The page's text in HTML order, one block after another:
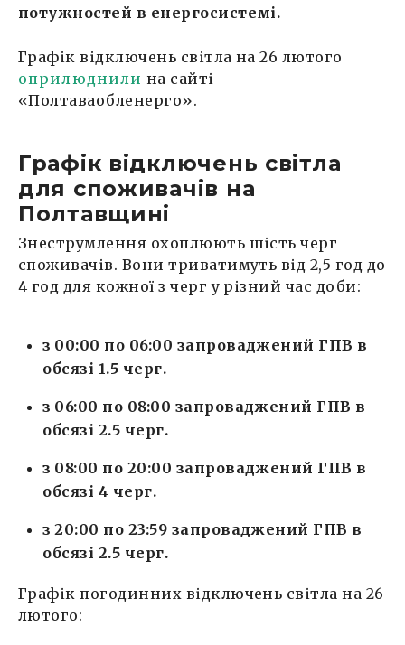
потужностей в енергосистемі.
Графік відключень світла на 26 лютого
оприлюднили на сайті
«Полтаваобленерго».
Графік відключень світла
для споживачів на
Полтавщині
Знеструмлення охоплюють шість черг
споживачів. Вони триватимуть від 2,5 год до
4 год для кожної з черг у різний час доби:
з 00:00 по 06:00 запроваджений ГПВ в
обсязі 1.5 черг.
з 06:00 по 08:00 запроваджений ГПВ в
обсязі 2.5 черг.
з 08:00 по 20:00 запроваджений ГПВ в
обсязі 4 черг.
з 20:00 по 23:59 запроваджений ГПВ в
обсязі 2.5 черг.
Графік погодинних відключень світла на 26
лютого: